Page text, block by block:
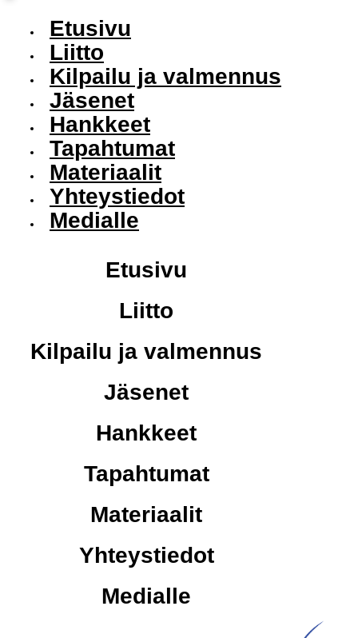
Etusivu
Liitto
Kilpailu ja valmennus
Jäsenet
Hankkeet
Tapahtumat
Materiaalit
Yhteystiedot
Medialle
Etusivu
Liitto
Kilpailu ja valmennus
Jäsenet
Hankkeet
Tapahtumat
Materiaalit
Yhteystiedot
Medialle